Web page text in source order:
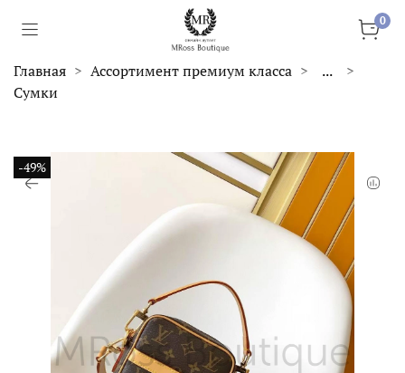
0
Главная Ассортимент премиум класса
...
Сумки
-49%